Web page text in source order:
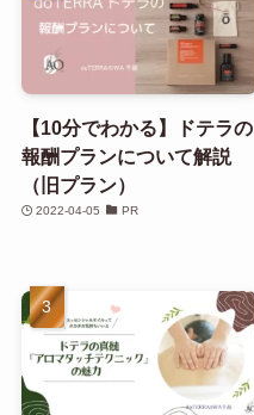
【10分でわかる】ドテラの
報酬プランについて解説
（旧プラン）
2022-04-05 PR